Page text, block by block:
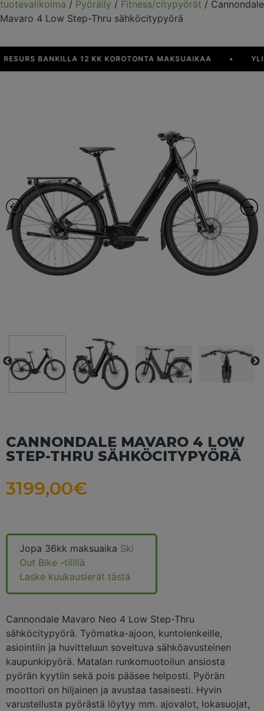
tuotevalikoima / Pyöräily / Fitness/citypyörät / Cannondale
Mavaro 4 Low Step-Thru sähköcitypyörä
BANKILLA 12 KK KOROTONTA MAKSUAIKAA • YLI 90 €
CANNONDALE MAVARO 4 LOW
STEP-THRU SÄHKÖCITYPYÖRÄ
3199,00€
Jopa 36kk maksuaika Ski
Out Bike -tilillä
Laske kuukausierät tästä
Cannondale Mavaro Neo 4 Low Step-Thru
sähköcitypyörä. Työmatka-ajoon, kuntolenkeille,
asiointiin ja huvitteluun soveltuva sähköavusteinen
kaupunkipyörä. Matalan runkomuotoilun ansiosta
pyörän kyytiin sekä pois pääsee helposti. Pyörän
moottori on hiljainen ja avustaa tasaisesti. Hyvin
varustellusta pyörästä löytyy mm. ajovalot, lokasuojat,